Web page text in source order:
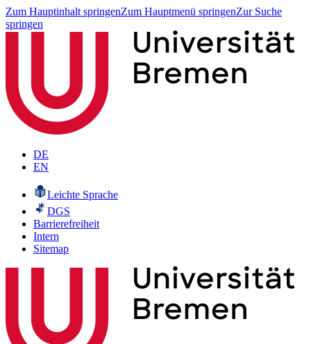
Zum Hauptinhalt springenZum Hauptmenü springenZur Suche
springen
DE
EN
Leichte Sprache
DGS
Barrierefreiheit
Intern
Sitemap